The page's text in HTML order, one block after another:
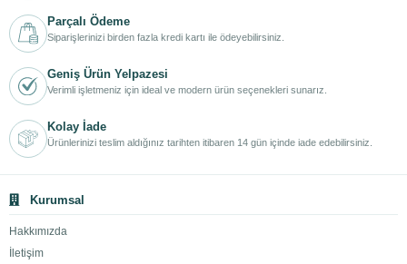
Parçalı Ödeme
Siparişlerinizi birden fazla kredi kartı ile ödeyebilirsiniz.
Geniş Ürün Yelpazesi
Verimli işletmeniz için ideal ve modern ürün seçenekleri sunarız.
Kolay İade
Ürünlerinizi teslim aldığınız tarihten itibaren 14 gün içinde iade edebilirsiniz.
Kurumsal
Hakkımızda
İletişim